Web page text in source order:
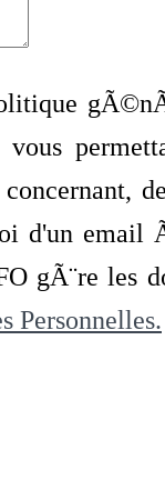
vous
d'un
gÃ¨re les
Personnelles.